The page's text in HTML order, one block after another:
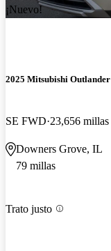
¡Nuevo!
2025 Mitsubishi Outlander
SE FWD 23,656 millas
Downers Grove, IL
79 millas
Trato justo